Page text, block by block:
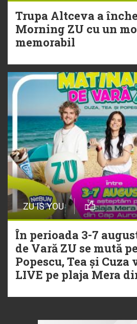
20 Iulie
Torpedoul lui Morar:
Trupa Altceva a
Morning ZU cu un
memorabil
ZU IS YOU
În perioada 3-7
de Vară ZU se mută
Popescu, Tea și
LIVE pe plaja Mera